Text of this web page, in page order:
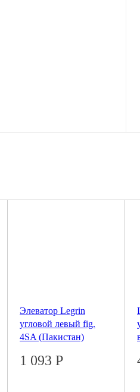
Элеватор Legrin
угловой левый fig.
4SA (Пакистан)
1 093 Р